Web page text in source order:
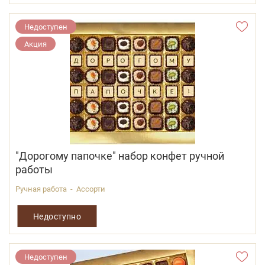
Недоступен
Акция
"Дорогому папочке" набор конфет ручной
работы
Ручная работа - Ассорти
Недоступно
Недоступен